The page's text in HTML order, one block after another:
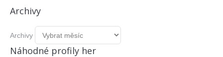
Archivy
Archivy
Náhodné profily her